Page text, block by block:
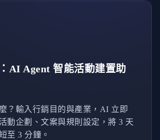
AI Agent 智能活動建置助
？輸入行銷目的與產業，AI 立即
動企劃、文案與規則設定，將 3 天
至 3 分鐘。